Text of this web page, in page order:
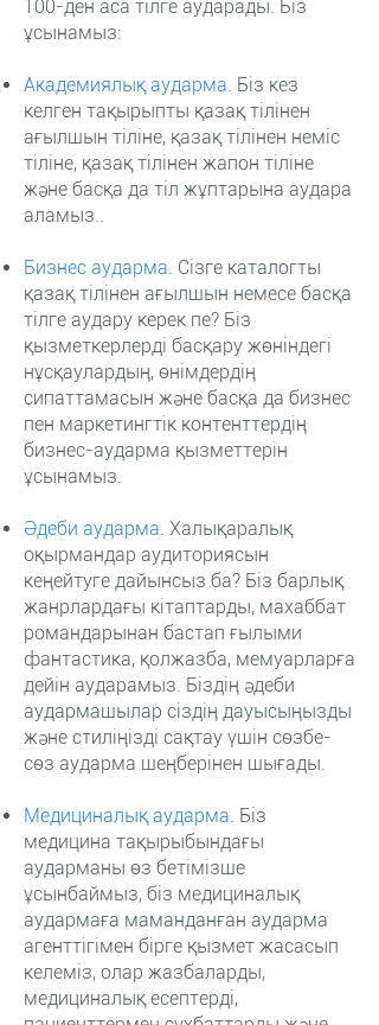
100-ден аса тілге аударады. Біз
ұсынамыз:
Академиялық аударма. Біз кез
келген тақырыпты қазақ тілінен
ағылшын тіліне, қазақ тілінен неміс
тіліне, қазақ тілінен жапон тіліне
және басқа да тіл жұптарына аудара
аламыз..
Бизнес аударма. Сізге каталогты
қазақ тілінен ағылшын немесе басқа
тілге аудару керек пе? Біз
қызметкерлерді басқару жөніндегі
нұсқаулардың, өнімдердің
сипаттамасын және басқа да бизнес
пен маркетингтік контенттердің
бизнес-аударма қызметтерін
ұсынамыз.
Әдеби аударма. Халықаралық
оқырмандар аудиториясын
кеңейтуге дайынсыз ба? Біз барлық
жанрлардағы кітаптарды, махаббат
романдарынан бастап ғылыми
фантастика, қолжазба, мемуарларға
дейін аударамыз. Біздің әдеби
аудармашылар сіздің дауысыңызды
және стиліңізді сақтау үшін сөзбе-
сөз аударма шеңберінен шығады.
Медициналық аударма. Біз
медицина тақырыбындағы
аударманы өз бетімізше
ұсынбаймыз, біз медициналық
аудармаға маманданған аударма
агенттігімен бірге қызмет жасасып
келеміз, олар жазбаларды,
медициналық есептерді,